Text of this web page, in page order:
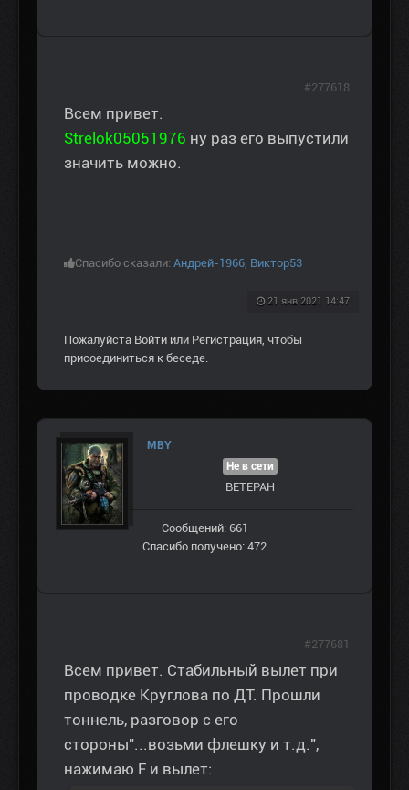
Всем привет.
Strelok05051976 ну раз его выпустили
значить можно.
Спасибо сказали: Андрей-1966 Виктор53
21 янв 2021 14:47
#277618
Пожалуйста Войти или Регистрация , чтобы
присоединиться к беседе.
MBY
Не в сети
ВЕТЕРАН
Сообщений: 661
Спасибо получено: 472
Всем привет. Стабильный вылет при
проводке Круглова по ДТ. Прошли
тоннель, разговор с его
стороны"...возьми флешку и т.д.",
нажимаю F и вылет:
#277681